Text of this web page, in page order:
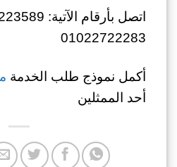
01022722283
أكمل نموذج طلب الخدمة
أحد الممثلين